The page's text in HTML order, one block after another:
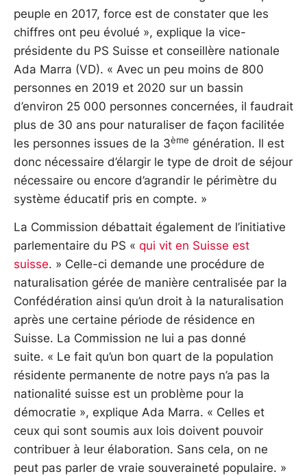
peuple en 2017, force est de constater que les
chiffres ont peu évolué », explique la vice-
présidente du PS Suisse et conseillère nationale
Ada Marra (VD). « Avec un peu moins de 800
personnes en 2019 et 2020 sur un bassin
d’environ 25 000 personnes concernées, il faudrait
plus de 30 ans pour naturaliser de façon facilitée
les personnes issues de la 3ème génération. Il est
donc nécessaire d’élargir le type de droit de séjour
nécessaire ou encore d’agrandir le périmètre du
système éducatif pris en compte. »
La Commission débattait également de l’initiative
parlementaire du PS « qui vit en Suisse est
suisse. » Celle-ci demande une procédure de
naturalisation gérée de manière centralisée par la
Confédération ainsi qu’un droit à la naturalisation
après une certaine période de résidence en
Suisse. La Commission ne lui a pas donné
suite. « Le fait qu’un bon quart de la population
résidente permanente de notre pays n’a pas la
nationalité suisse est un problème pour la
démocratie », explique Ada Marra. « Celles et
ceux qui sont soumis aux lois doivent pouvoir
contribuer à leur élaboration. Sans cela, on ne
peut pas parler de vraie souveraineté populaire. »